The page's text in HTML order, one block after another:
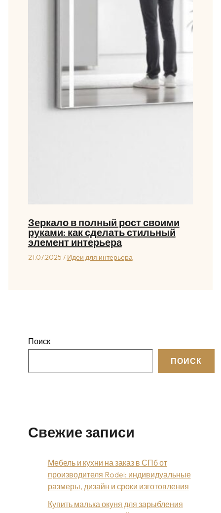
Зеркало в полный рост своими
руками: как сделать стильный
элемент интерьера
21.07.2025 / Идеи для интерьера
Поиск
ПОИСК
Свежие записи
Мебель и кухни на заказ в СПб от
производителя Rodei: индивидуальные
размеры, дизайн и сроки изготовления
Купить малька окуня для зарыбления